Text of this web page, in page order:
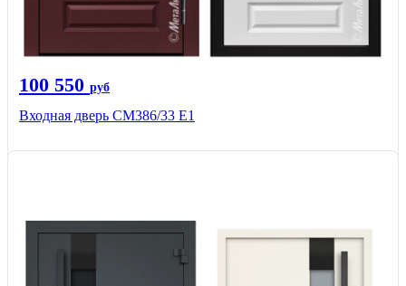
100 550 руб
Входная дверь СМ386/33 Е1